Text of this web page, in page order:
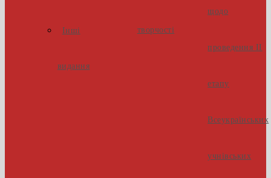
Інші
видання
творчості
щодо
проведення ІІ
етапу
Всеукраїнських
учнівських